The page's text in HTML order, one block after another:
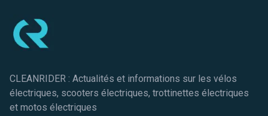
CLEANRIDER : Actualités et informations sur les vélos
électriques, scooters électriques, trottinettes électriques
et motos électriques